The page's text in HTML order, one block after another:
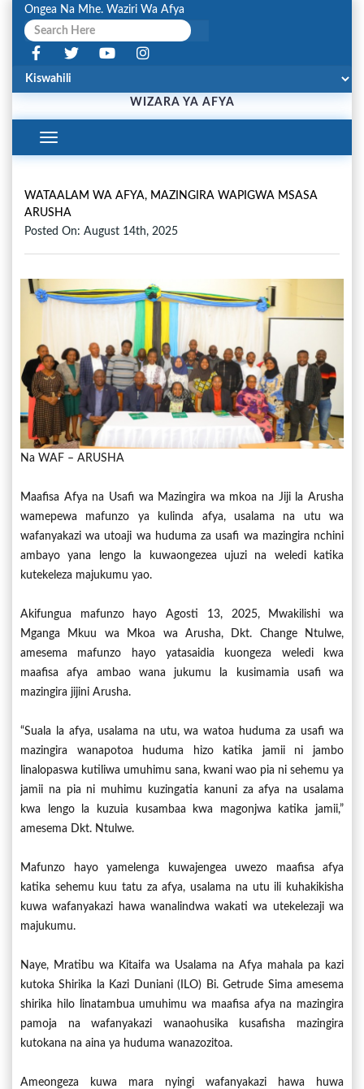
Ongea Na Mhe. Waziri Wa Afya
WIZARA YA AFYA
Toggle
Navigation
WATAALAM WA AFYA, MAZINGIRA WAPIGWA MSASA
ARUSHA
Posted On: August 14th, 2025
Na WAF – ARUSHA
Maafisa Afya na Usafi wa Mazingira wa mkoa na Jiji la Arusha
wamepewa mafunzo ya kulinda afya, usalama na utu wa
wafanyakazi wa utoaji wa huduma za usafi wa mazingira nchini
ambayo yana lengo la kuwaongezea ujuzi na weledi katika
kutekeleza majukumu yao.
Akifungua mafunzo hayo Agosti 13, 2025, Mwakilishi wa
Mganga Mkuu wa Mkoa wa Arusha, Dkt. Change Ntulwe,
amesema mafunzo hayo yatasaidia kuongeza weledi kwa
maafisa afya ambao wana jukumu la kusimamia usafi wa
mazingira jijini Arusha.
“Suala la afya, usalama na utu, wa watoa huduma za usafi wa
mazingira wanapotoa huduma hizo katika jamii ni jambo
linalopaswa kutiliwa umuhimu sana, kwani wao pia ni sehemu ya
jamii na pia ni muhimu kuzingatia kanuni za afya na usalama
kwa lengo la kuzuia kusambaa kwa magonjwa katika jamii,”
amesema Dkt. Ntulwe.
Mafunzo hayo yamelenga kuwajengea uwezo maafisa afya
katika sehemu kuu tatu za afya, usalama na utu ili kuhakikisha
kuwa wafanyakazi hawa wanalindwa wakati wa utekelezaji wa
majukumu.
Naye, Mratibu wa Kitaifa wa Usalama na Afya mahala pa kazi
kutoka Shirika la Kazi Duniani (ILO) Bi. Getrude Sima amesema
shirika hilo linatambua umuhimu wa maafisa afya na mazingira
pamoja na wafanyakazi wanaohusika kusafisha mazingira
kutokana na aina ya huduma wanazozitoa.
Ameongeza kuwa mara nyingi wafanyakazi hawa huwa